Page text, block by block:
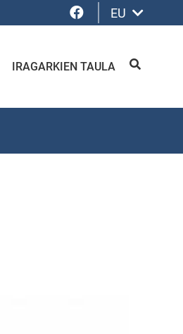
Facebook
EU
IRAGARKIEN TAULA BILATU